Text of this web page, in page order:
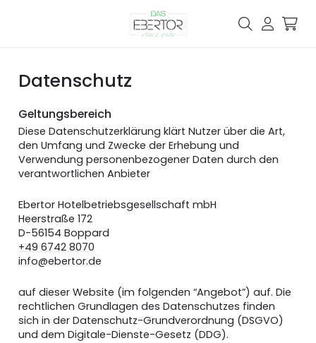
Datenschutz
Geltungsbereich
Diese Datenschutzerklärung klärt Nutzer über die Art,
den Umfang und Zwecke der Erhebung und
Verwendung personenbezogener Daten durch den
verantwortlichen Anbieter
Ebertor Hotelbetriebsgesellschaft mbH
Heerstraße 172
D-56154 Boppard
+49 6742 8070
info@ebertor.de
auf dieser Website (im folgenden “Angebot”) auf. Die
rechtlichen Grundlagen des Datenschutzes finden
sich in der Datenschutz-Grundverordnung (DSGVO)
und dem Digitale-Dienste-Gesetz (DDG).